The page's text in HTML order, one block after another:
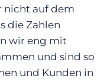
nicht auf dem
die Zahlen
wir eng mit
und sind so
und Kunden in